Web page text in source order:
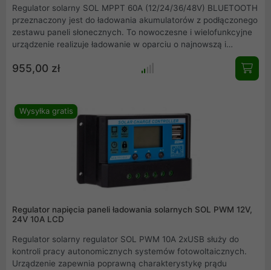
Regulator solarny SOL MPPT 60A (12/24/36/48V) BLUETOOTH
przeznaczony jest do ładowania akumulatorów z podłączonego
zestawu paneli słonecznych. To nowoczesne i wielofunkcyjne
urządzenie realizuje ładowanie w oparciu o najnowszą i
optymalizacji procesu ładowania, regulator skutecznie wydłuża
wyposażony jest w funkcję komunikacji bezprzewodowej,
dzięki czemu można zdalnie sterować i podglądać parametry
955,00 zł
Wysyłka gratis
Regulator napięcia paneli ładowania solarnych SOL PWM 12V,
24V 10A LCD
Regulator solarny regulator SOL PWM 10A 2xUSB służy do
kontroli pracy autonomicznych systemów fotowoltaicznych.
Urządzenie zapewnia poprawną charakterystykę prądu